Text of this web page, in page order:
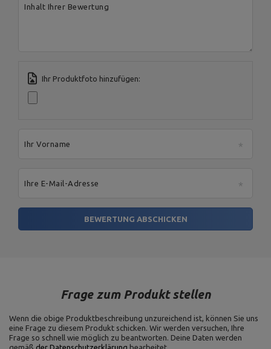
serwis@marbosport.eu
Inhalt Ihrer Bewertung
Ihr Produktfoto hinzufügen:
Ihr Vorname
Ihre E-Mail-Adresse
BEWERTUNG ABSCHICKEN
Frage zum Produkt stellen
Wenn die obige Produktbeschreibung unzureichend ist, können Sie uns
eine Frage zu diesem Produkt schicken. Wir werden versuchen, Ihre
Frage so schnell wie möglich zu beantworten. Deine Daten werden
gemäß der Datenschutzerklärung bearbeitet.